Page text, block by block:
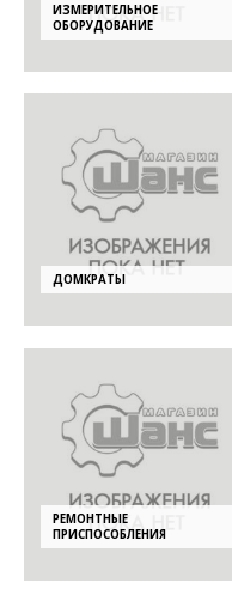
ИЗМЕРИТЕЛЬНОЕ
ОБОРУДОВАНИЕ
ДОМКРАТЫ
РЕМОНТНЫЕ
ПРИСПОСОБЛЕНИЯ